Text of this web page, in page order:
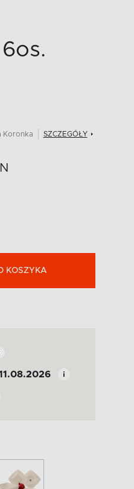
Koronka SZCZEGÓŁY
KOSZYKA